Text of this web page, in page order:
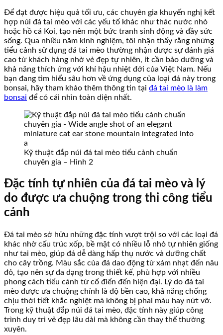
Để đạt được hiệu quả tối ưu, các chuyên gia khuyến nghị kết
hợp núi đá tai mèo với các yếu tố khác như thác nước nhỏ
hoặc hồ cá Koi, tạo nên một bức tranh sinh động và đầy sức
sống. Qua nhiều năm kinh nghiệm, tôi nhận thấy rằng những
tiểu cảnh sử dụng đá tai mèo thường nhận được sự đánh giá
cao từ khách hàng nhờ vẻ đẹp tự nhiên, ít cần bảo dưỡng và
khả năng thích ứng với khí hậu nhiệt đới của Việt Nam. Nếu
bạn đang tìm hiểu sâu hơn về ứng dụng của loại đá này trong
bonsai, hãy tham khảo thêm thông tin tại đá tai mèo là làm
bonsai để có cái nhìn toàn diện nhất.
Kỹ thuật đắp núi đá tai mèo tiểu cảnh chuẩn
chuyên gia – Hình 2
Đặc tính tự nhiên của đá tai mèo và lý
do được ưa chuộng trong thi công tiểu
cảnh
Đá tai mèo sở hữu những đặc tính vượt trội so với các loại đá
khác nhờ cấu trúc xốp, bề mặt có nhiều lỗ nhỏ tự nhiên giống
như tai mèo, giúp đá dễ dàng hấp thụ nước và dưỡng chất
cho cây trồng. Màu sắc của đá dao động từ xám nhạt đến nâu
đỏ, tạo nên sự đa dạng trong thiết kế, phù hợp với nhiều
phong cách tiểu cảnh từ cổ điển đến hiện đại. Lý do đá tai
mèo được ưa chuộng chính là độ bền cao, khả năng chống
chịu thời tiết khắc nghiệt mà không bị phai màu hay nứt vỡ.
Trong kỹ thuật đắp núi đá tai mèo, đặc tính này giúp công
trình duy trì vẻ đẹp lâu dài mà không cần thay thế thường
xuyên.